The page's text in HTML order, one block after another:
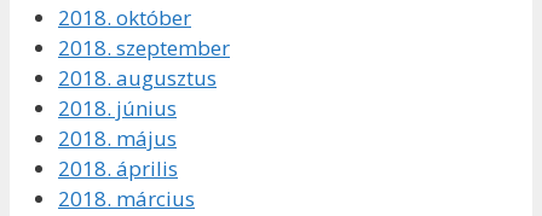
2018. október
2018. szeptember
2018. augusztus
2018. június
2018. május
2018. április
2018. március